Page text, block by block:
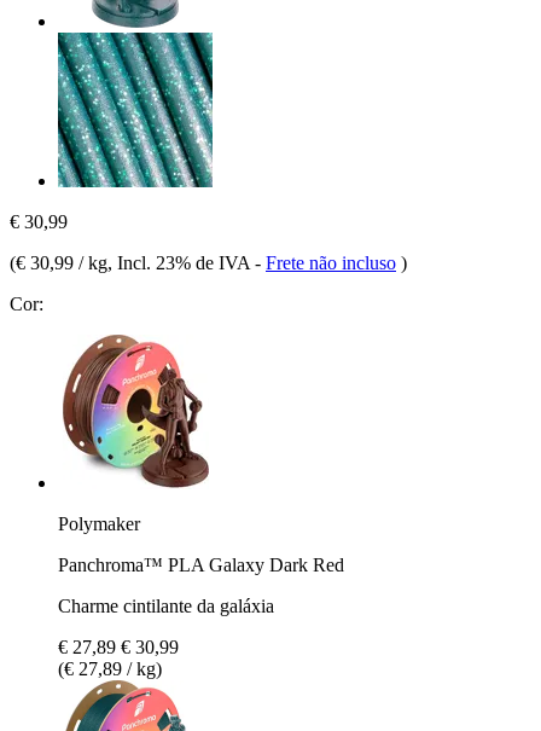
€ 30,99
(€ 30,99 / kg, Incl. 23% de IVA - Frete não incluso )
Cor:
Polymaker
Panchroma™ PLA Galaxy Dark Red
Charme cintilante da galáxia
€ 27,89 € 30,99
(€ 27,89 / kg)